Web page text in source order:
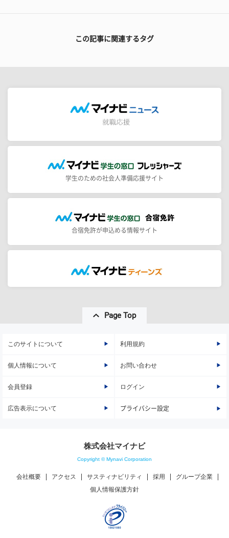
この記事に関連するタグ
学生のための社会人準備応援サイト
合宿免許が申込める情報サイト
Page Top
このサイトについて 利用規約
個人情報について お問い合わせ
会員登録 ログイン
広告表示について プライバシー設定
株式会社マイナビ
Copyright © Mynavi Corporation
会社概要 アクセス サスティナビリティ 採用
グループ企業
個人情報保護方針